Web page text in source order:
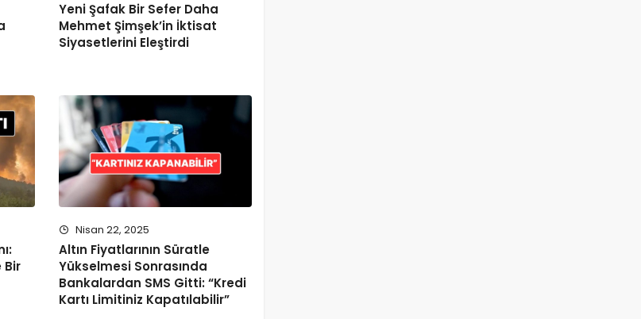
Yeni Şafak Bir Sefer Daha
Mehmet Şimşek’in İktisat
Siyasetlerini Eleştirdi
Bir
Nisan 22, 2025
Altın Fiyatlarının Süratle
Yükselmesi Sonrasında
Bankalardan SMS Gitti: “Kredi
Kartı Limitiniz Kapatılabilir”